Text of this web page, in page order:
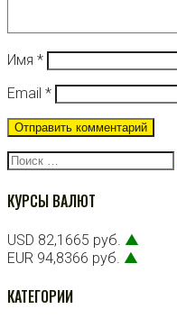
Имя *
Email *
Поиск:
КУРСЫ ВАЛЮТ
USD 82,1665 руб. ▲
EUR 94,8366 руб. ▲
КАТЕГОРИИ